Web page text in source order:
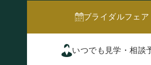
ブライダルフェア
いつでも見学・相談